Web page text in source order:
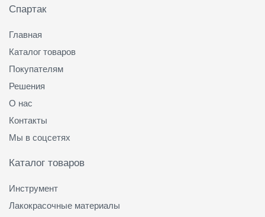
Спартак
Главная
Каталог товаров
Покупателям
Решения
О нас
Контакты
Мы в соцсетях
Каталог товаров
Инструмент
Лакокрасочные материалы